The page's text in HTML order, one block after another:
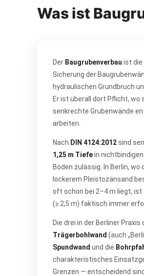
Was ist
Der Baugrubenverbau ist die
Sicherung der
hydraulischen Grundbruch
Er ist überall dort Pflicht, wo
senkrechte Grubenwände
arbeiten.
Nach DIN 4124:2012sind
1,25 m Tiefein
Böden zulässig. In Berlin,
lockerem Pleistozänsand
oft schon bei 2–4 m liegt,
(≥ 2,5 m) faktisch immer
Die drei in der Berliner
Trägerbohlwand (auch
Spundwand und die
charakteristisches
Grenzen — entscheidend